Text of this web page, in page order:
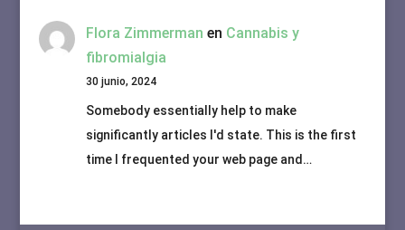
Flora Zimmerman en Cannabis y
fibromialgia
30 junio, 2024
Somebody essentially help to make
significantly articles I'd state. This is the first
time I frequented your web page and…